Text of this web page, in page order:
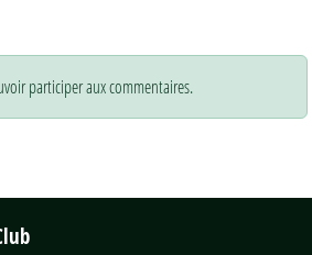
participer aux commentaires.